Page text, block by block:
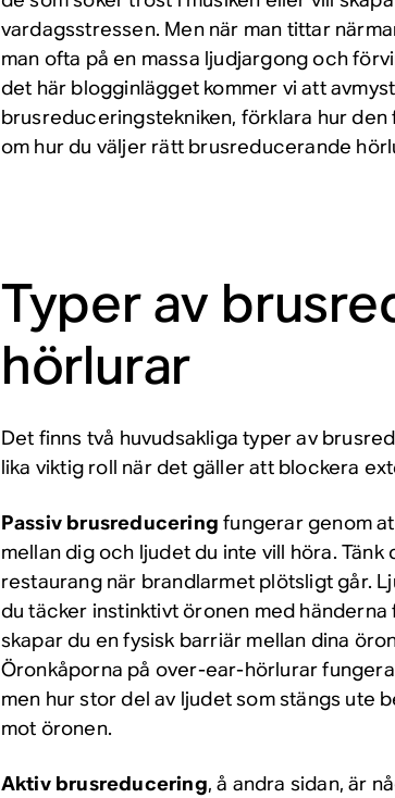
vardagsstressen. Men när man tittar
man ofta på en massa ljudjargong och
det här blogginlägget kommer vi att
brusreduceringstekniken, förklara hur
om hur du väljer rätt brusreducerande
Typer av
hörlurar
Det finns två huvudsakliga typer av
lika viktig roll när det gäller att blockera
Passiv brusreducering fungerar genom
mellan dig och ljudet du inte vill höra.
restaurang när brandlarmet plötsligt går.
du täcker instinktivt öronen med händerna
skapar du en fysisk barriär mellan dina
Öronkåporna på over-ear-hörlurar
men hur stor del av ljudet som stängs ute
mot öronen.
Aktiv brusreducering, å andra sidan, är